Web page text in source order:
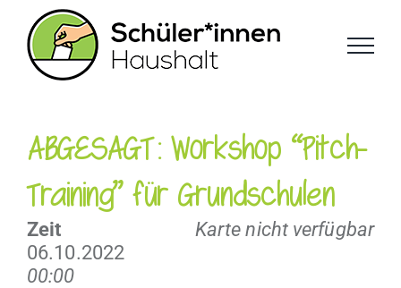
Inhalt
springen
ABGESAGT: Workshop “Pitch-
Training” für Grundschulen
Karte nicht verfügbar
Zeit
06.10.2022
00:00